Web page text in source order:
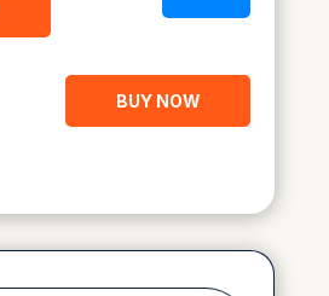
BUY NOW